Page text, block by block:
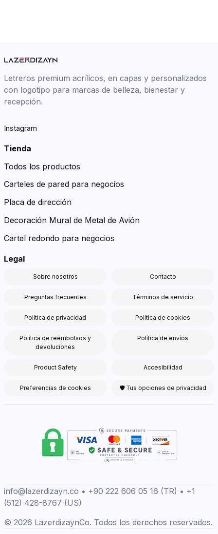
Letreros premium acrílicos, en capas y personalizados
con logotipo para marcas de belleza, bienestar y
recepción.
Instagram
Tienda
Todos los productos
Carteles de pared para negocios
Placa de dirección
Decoración Mural de Metal de Avión
Cartel redondo para negocios
Legal
Sobre nosotros Contacto
Preguntas frecuentes Términos de servicio
Política de privacidad Política de cookies
Política de reembolsos y
devoluciones
Política de envíos
Product Safety Accesibilidad
Preferencias de cookies 🛡 Tus opciones de privacidad
info@lazerdizayn.co • +90 222 606 05 16 (TR) • +1
(512) 428-8767 (US)
© 2026 LazerdizaynCo. Todos los derechos reservados.